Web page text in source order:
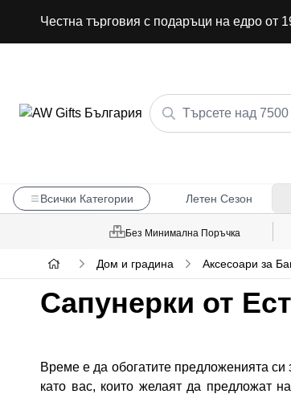
Честна търговия с подаръци на едро от
Всички Категории Летен Сезон
Без Минимална Поръчка
Дом и градина Аксесоари за
Сапунерки от
Време е да обогатите предложенията си
като вас, които желаят да предложат